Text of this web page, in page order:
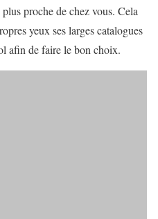
plus proche de chez vous. Cela
yeux ses larges catalogues
afin de faire le bon choix.